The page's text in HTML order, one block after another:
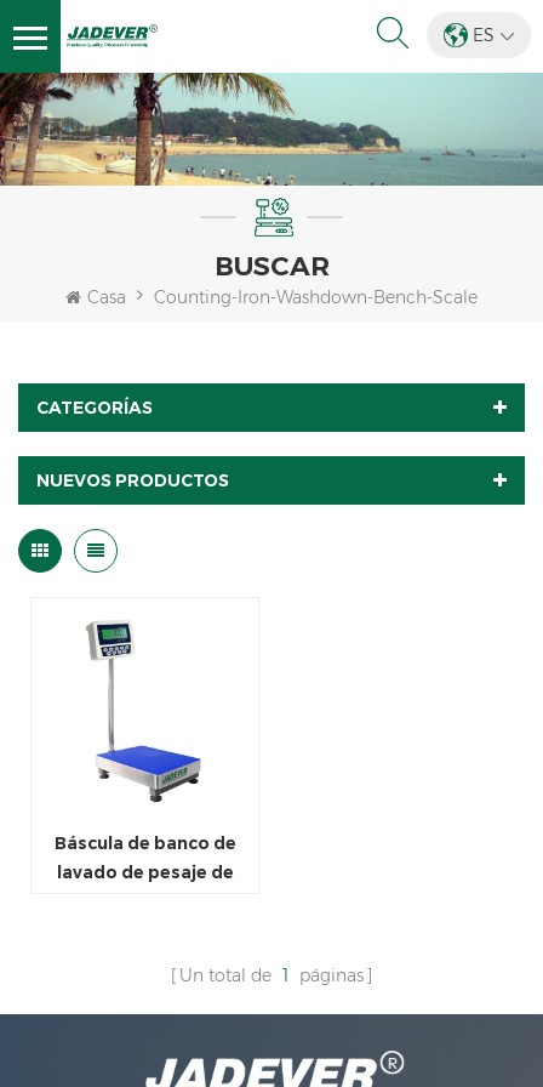
ES
BUSCAR
Casa Counting-Iron-Washdown-Bench-Scale
CATEGORÍAS
NUEVOS PRODUCTOS
Báscula de banco de
lavado de pesaje de
Un total de 1 páginas